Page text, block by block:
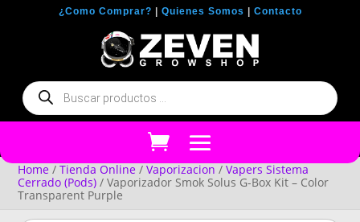
¿Como Comprar? Quienes Somos Contacto
Búsqueda
de
productos
Home /Tienda Online /Vaporizacion /Vapers Sistema
Cerrado (Pods) / Vaporizador Smok Solus G-Box Kit – Color
Transparent Purple